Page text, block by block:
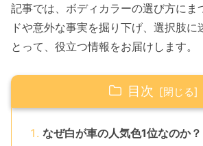
記事では、ボディカラーの選び方にま
ドや意外な事実を掘り下げ、選択肢に
とって、役立つ情報をお届けします。
目次
なぜ白が車の人気色1位なのか？